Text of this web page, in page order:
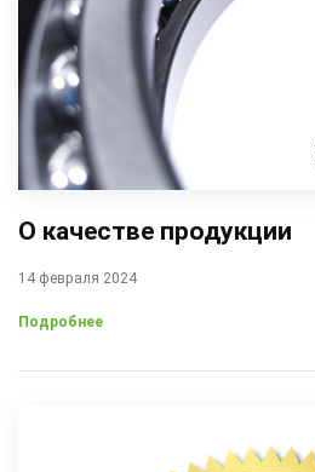
О качестве продукции
14 февраля 2024
Подробнее